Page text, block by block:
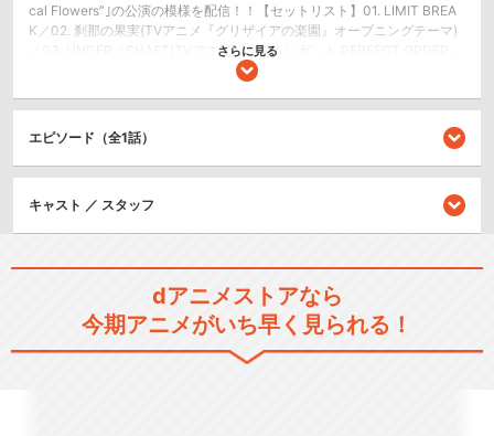
cal Flowers”｣の公演の模様を配信！！【セットリスト】01. LIMIT BREA
K／02. 刹那の果実(TVアニメ『グリザイアの楽園』オープニングテーマ)
／03. UNDER／SHAFT(TVアニメ『ヨルムンガンド PERFECT ORDER』
オープニングテーマ)／04. 千ノ焔(PSP用ゲーム『十鬼の絆 花結綴り』主
07. Scanning resolution(スマートフォン向けゲーム『メイデンクラフ
ト』主題歌) ／08. ハーモナイズ・クローバー(TVアニメ『がっこうぐら
し！』エンディングテーマ)／09. Best friends(『学園黙示録 HIGHSCHO
OL OF THE DEAD 特別編』エンディングテーマ)／10. アフターグロウ(T
t pain(TVアニメ『学園黙示録HIGHSCHOOL OF THE DEAD』エンディン
グテーマ)／13. Lisianthus.／14. X-encounter[y0c1e REMIX](TVアニメ
rt Carpet～FRIDAY MIDNIGHT PARTY！！／17. BRIGHT FUTURE／18.
楽園の翼(TVアニメ『グリザイアの果実』オープニングテーマ)／19. 種／
20. singing forever／～アンコール～ 21.黎鳴-reimei-(TVアニメ『薄桜
鬼 黎明録』オープニングテーマ)／22.メモリーズ・ラスト(TVアニメ『と
ある魔術の禁書目録Ⅱ』新エンディングテーマ)／23.Our Life is Our Song
さらに見る
エピソード（全1話）
キャスト ／ スタッフ
dアニメストアなら
今期アニメがいち早く見られる！